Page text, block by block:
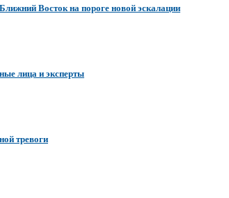
Восток на пороге новой эскалации
лица и эксперты
тревоги